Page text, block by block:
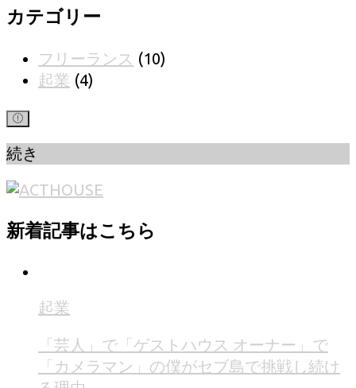
カテゴリー
フリーランス (10)
起業 (4)
続き
新着記事はこちら
起業
「芸人」で「ゲストハウス オーナー」で
「カメラマン」の僕がセブ島で挑戦し続け